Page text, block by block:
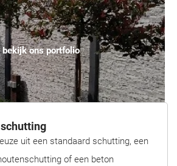
bekijk ons portfolio
uit een standaard schutting, een
of een beton